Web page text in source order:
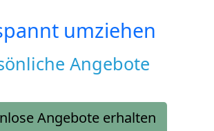
umziehen
Angebote
Angebote erhalten